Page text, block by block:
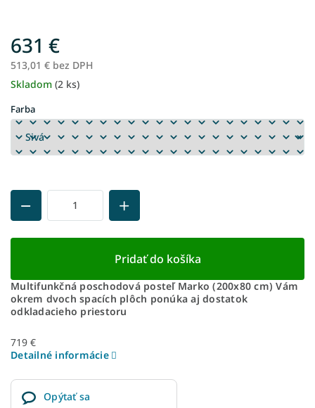
631 €
513,01 € bez DPH
Jednotková
Skladom (2 ks)
Farba
Pridať do košíka
Multifunkčná poschodová posteľ Marko (200x80 cm) Vám
okrem dvoch spacích plôch ponúka aj dostatok
odkladacieho priestoru
719 €
Detailné informácie
Opýtať sa